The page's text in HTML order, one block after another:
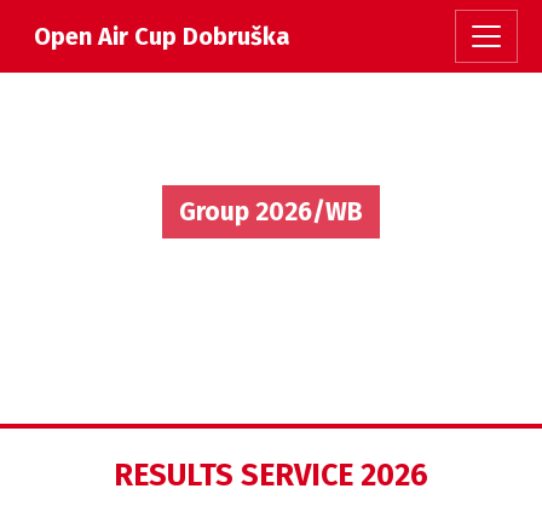
Open Air Cup Dobruška
Group 2026/WB
RESULTS SERVICE 2026